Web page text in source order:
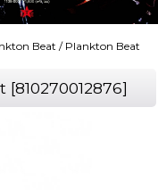
Beat / Plankton Beat
[810270012876]